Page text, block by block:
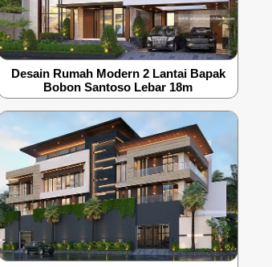
Desain Rumah Modern 2 Lantai Bapak
Bobon Santoso Lebar 18m